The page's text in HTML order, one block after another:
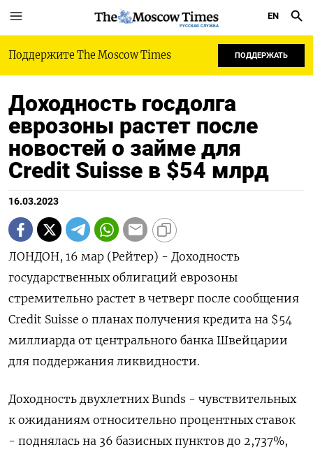
РУССКАЯ СЛУЖБА
EN
Поддержите The Moscow Times ПОДДЕРЖАТЬ
Доходность госдолга
еврозоны растет после
новостей о займе для
Credit Suisse в $54 млрд
16.03.2023
ЛОНДОН, 16 мар (Рейтер) - Доходность
государственных облигаций еврозоны
стремительно растет в четверг после сообщения
Credit Suisse о планах получения кредита на $54
миллиарда от центрального банка Швейцарии
для поддержания ликвидности.
Доходность двухлетних Bunds - чувствительных
к ожиданиям относительно процентных ставок
- поднялась на 36 базисных пунктов до 2,737%,